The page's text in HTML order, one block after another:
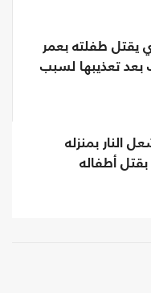
يقتل طفلته بعمر
بعد تعذيبها لسبب
النار بمنزله
أطفاله